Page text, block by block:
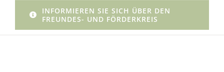
INFORMIEREN SIE SICH ÜBER DEN
FREUNDES- UND FÖRDERKREIS